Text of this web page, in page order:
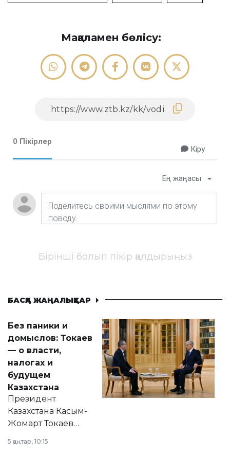
Мақаламен бөлісу:
0 Пікірлер
Кіру
Ең жаңасы
Бірінші болып пікір қалдырыңыз
БАСҚА ЖАҢАЛЫҚТАР
Без паники и
домыслов: Токаев
— о власти,
налогах и
будущем
Казахстана
Президент
Казахстана Касым-
Жомарт Токаев
сразу несколько
5 қаңтар, 10:15